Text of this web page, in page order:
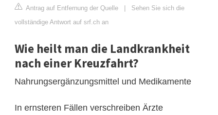
Antrag auf Entfernung der Quelle | Sehen Sie sich die
vollständige Antwort auf srf.ch an
Wie heilt man die Landkrankheit
nach einer Kreuzfahrt?
Nahrungsergänzungsmittel und Medikamente
In ernsteren Fällen verschreiben Ärzte